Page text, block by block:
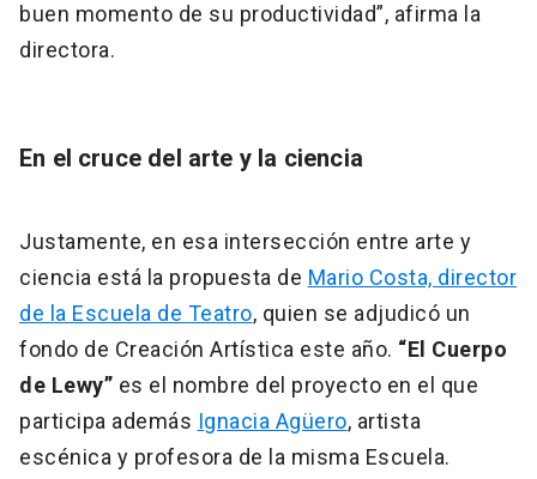
buen momento de su productividad”, afirma la
directora.
En el cruce del arte y la ciencia
Justamente, en esa intersección entre arte y
ciencia está la propuesta de Mario Costa, director
de la Escuela de Teatro, quien se adjudicó un
fondo de Creación Artística este año. “El Cuerpo
de Lewy” es el nombre del proyecto en el que
participa además Ignacia Agüero, artista
escénica y profesora de la misma Escuela.